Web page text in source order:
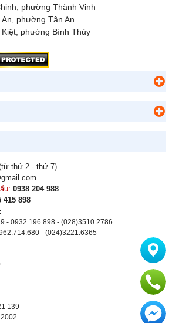
phường Thành Vinh
phường Tân An
Kiệt, phường Bình Thủy
thứ 2 - thứ 7)
0938 204 988
415 898
- 0932.196.898 - (028)3510.2786
- (024)3221.6365
139